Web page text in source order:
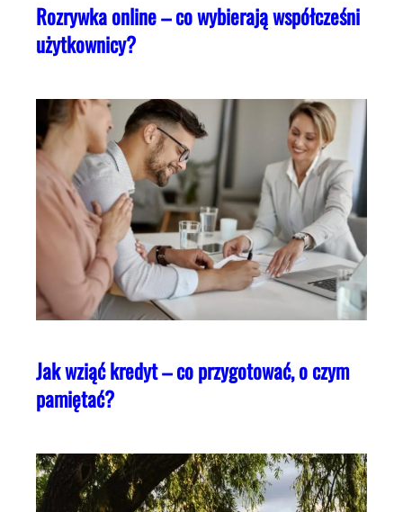
Rozrywka online – co wybierają współcześni
użytkownicy?
Jak wziąć kredyt – co przygotować, o czym
pamiętać?